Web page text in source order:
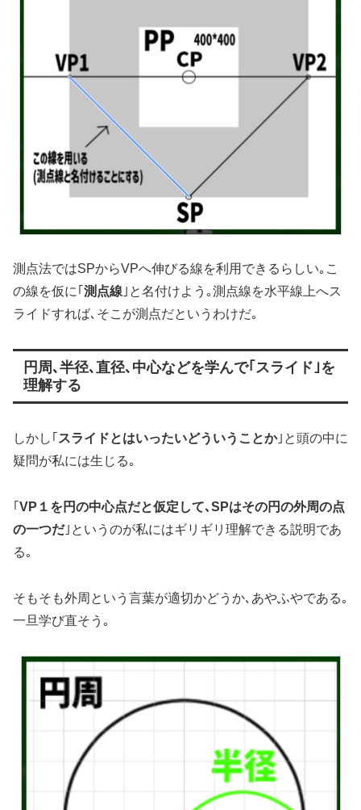
測点法ではSPからVPへ伸びる線を利用できるらしい｡こ
の線を仮に｢ 測点線 ｣と名付けよう｡測点線を水平線上へス
ライドすれば､そこが測点だというわけだ｡
円周､半径､直径､中心などを学んで｢スライド｣を
理解する
しかし｢ スライドとはいったいどういうことか｣と頭の中に
疑問が私には生じる｡
｢ VP１を円の中心点だと仮定して､SPはその円の外周の点
の一つだ｣というのが私にはギリギリ理解できる説明であ
る｡
そもそも外周という言葉が適切かどうか､あやふやである｡
一旦学び直そう｡